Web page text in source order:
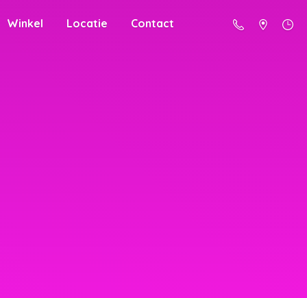
Winkel Locatie Contact